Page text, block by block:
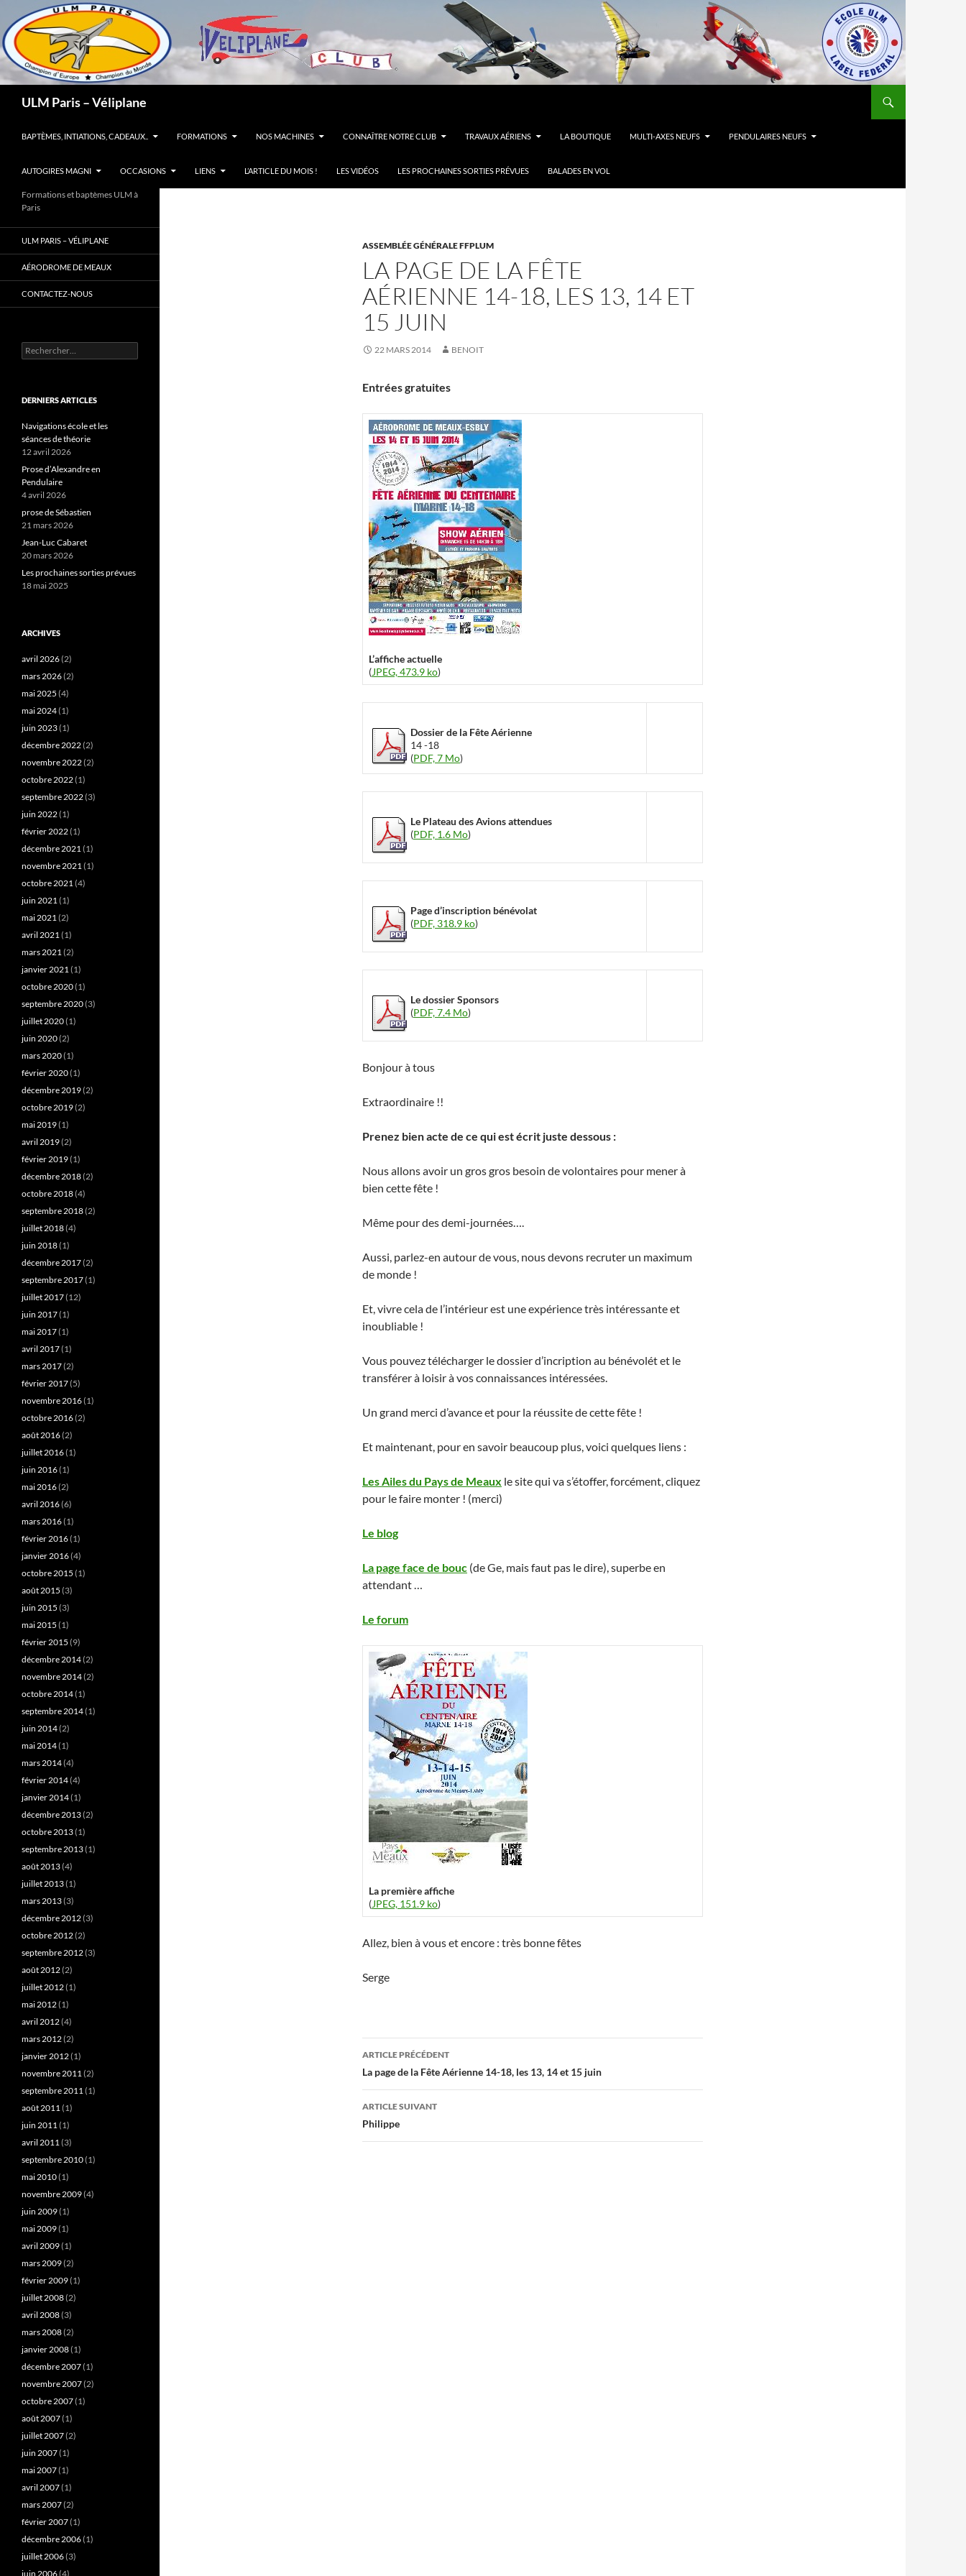
ULM Paris – Véliplane
BAPTÈMES, INTIATIONS, CADEAUX..
FORMATIONS NOS MACHINES CONNAÎTRE NOTRE CLUB TRAVAUX AÉRIENS LA BOUTIQUE MULTI-AXES NEUFS PENDULAIRES NEUFS
AUTOGIRES MAGNI OCCASIONS LIENS L’ARTICLE DU MOIS ! LES VIDÉOS LES PROCHAINES SORTIES PRÉVUES BALADES EN VOL
ASSEMBLÉE GÉNÉRALE FFPLUM
LA PAGE DE LA FÊTE
AÉRIENNE 14-18, LES 13, 14 ET
15 JUIN
22 MARS 2014 BENOIT
Entrées gratuites
L’affiche actuelle
(JPEG, 473.9 ko)
Dossier de la Fête Aérienne
14 -18
(PDF, 7 Mo)
Le Plateau des Avions attendues
(PDF, 1.6 Mo)
Page d’inscription bénévolat
(PDF, 318.9 ko)
Le dossier Sponsors
(PDF, 7.4 Mo)
Bonjour à tous
Extraordinaire !!
Prenez bien acte de ce qui est écrit juste dessous :
Nous allons avoir un gros gros besoin de volontaires pour mener à
bien cette fête !
Même pour des demi-journées….
Aussi, parlez-en autour de vous, nous devons recruter un maximum
de monde !
Et, vivre cela de l’intérieur est une expérience très intéressante et
inoubliable !
Vous pouvez télécharger le dossier d’incription au bénévolét et le
transférer à loisir à vos connaissances intéressées.
Un grand merci d’avance et pour la réussite de cette fête !
Et maintenant, pour en savoir beaucoup plus, voici quelques liens :
Les Ailes du Pays de Meaux le site qui va s’étoffer, forcément, cliquez
pour le faire monter ! (merci)
Le blog
La page face de bouc (de Ge, mais faut pas le dire), superbe en
attendant …
Le forum
La première affiche
(JPEG, 151.9 ko)
Allez, bien à vous et encore : très bonne fêtes
Serge
Navigation
des
articles
ARTICLE PRÉCÉDENT
La page de la Fête Aérienne 14-18, les 13, 14 et 15 juin
ARTICLE SUIVANT
Philippe
Formations et baptèmes ULM à
Paris
ULM PARIS – VÉLIPLANE
AÉRODROME DE MEAUX
CONTACTEZ-NOUS
Rechercher :
DERNIERS ARTICLES
Navigations école et les
séances de théorie
12 avril 2026
Prose d’Alexandre en
Pendulaire
4 avril 2026
prose de Sébastien
21 mars 2026
Jean-Luc Cabaret
20 mars 2026
Les prochaines sorties prévues
18 mai 2025
ARCHIVES
avril 2026(2)
mars 2026(2)
mai 2025 (4)
mai 2024(1)
juin 2023(1)
décembre 2022(2)
novembre 2022(2)
octobre 2022(1)
septembre 2022(3)
juin 2022(1)
février 2022(1)
décembre 2021(1)
novembre 2021(1)
octobre 2021(4)
juin 2021(1)
mai 2021(2)
avril 2021(1)
mars 2021(2)
janvier 2021(1)
octobre 2020(1)
septembre 2020(3)
juillet 2020(1)
juin 2020(2)
mars 2020(1)
février 2020(1)
décembre 2019(2)
octobre 2019(2)
mai 2019(1)
avril 2019(2)
février 2019(1)
décembre 2018(2)
octobre 2018(4)
septembre 2018(2)
juillet 2018(4)
juin 2018(1)
décembre 2017(2)
septembre 2017(1)
juillet 2017(12)
juin 2017(1)
mai 2017(1)
avril 2017(1)
mars 2017(2)
février 2017(5)
novembre 2016(1)
octobre 2016(2)
août 2016(2)
juillet 2016(1)
juin 2016(1)
mai 2016(2)
avril 2016(6)
mars 2016(1)
février 2016(1)
janvier 2016(4)
octobre 2015 (1)
août 2015 (3)
juin 2015 (3)
mai 2015 (1)
février 2015 (9)
décembre 2014(2)
novembre 2014(2)
octobre 2014(1)
septembre 2014(1)
juin 2014(2)
mai 2014(1)
mars 2014(4)
février 2014(4)
janvier 2014(1)
décembre 2013(2)
octobre 2013(1)
septembre 2013(1)
août 2013(4)
juillet 2013(1)
mars 2013(3)
décembre 2012(3)
octobre 2012(2)
septembre 2012(3)
août 2012(2)
juillet 2012(1)
mai 2012(1)
avril 2012(4)
mars 2012(2)
janvier 2012(1)
novembre 2011(2)
septembre 2011(1)
août 2011(1)
juin 2011(1)
avril 2011(3)
septembre 2010(1)
mai 2010(1)
novembre 2009(4)
juin 2009(1)
mai 2009(1)
avril 2009(1)
mars 2009(2)
février 2009(1)
juillet 2008(2)
avril 2008(3)
mars 2008(2)
janvier 2008(1)
décembre 2007(1)
novembre 2007(2)
octobre 2007(1)
août 2007(1)
juillet 2007(2)
juin 2007(1)
mai 2007(1)
avril 2007(1)
mars 2007(2)
février 2007(1)
décembre 2006(1)
juillet 2006(3)
juin 2006(4)